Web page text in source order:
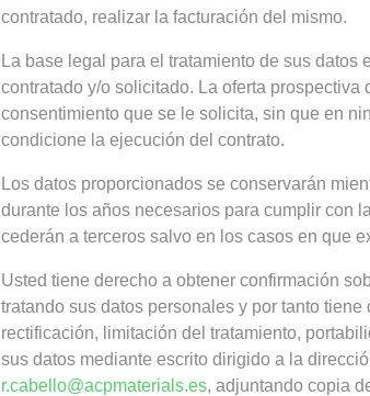
contratado, realizar la facturación del mismo.
La base legal para el tratamiento de sus datos
contratado y/o solicitado. La oferta prospectiva
consentimiento que se le solicita, sin que en
condicione la ejecución del contrato.
Los datos proporcionados se conservarán
durante los años necesarios para cumplir con
cederán a terceros salvo en los casos en que
Usted tiene derecho a obtener confirmación
tratando sus datos personales y por tanto
rectificación, limitación del tratamiento,
sus datos mediante escrito dirigido a la
r.cabello@acpmaterials.es, adjuntando copia